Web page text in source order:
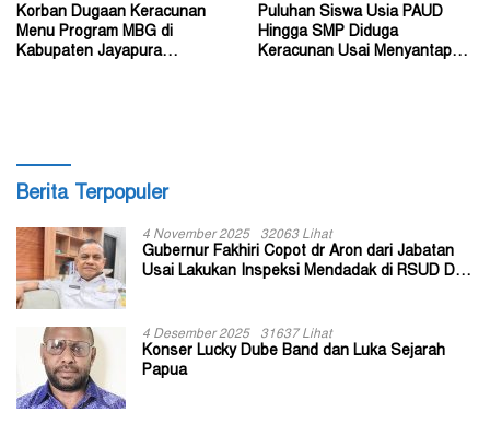
Korban Dugaan Keracunan
Menu Program MBG di
Kabupaten Jayapura
Puluhan Siswa Usia PAUD
Hingga SMP Diduga
Keracunan Usai Menyantap
Berita Terpopuler
4 November 2025 32063 Lihat
Gubernur Fakhiri Copot dr Aron dari Jabatan
Usai Lakukan Inspeksi Mendadak di RSUD Dok
4 Desember 2025 31637 Lihat
Konser Lucky Dube Band dan Luka Sejarah
Papua